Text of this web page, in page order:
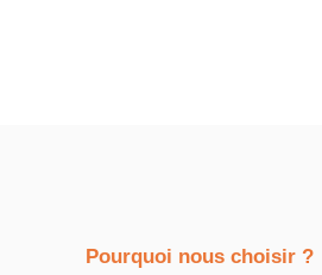
Pourquoi nous choisir ?